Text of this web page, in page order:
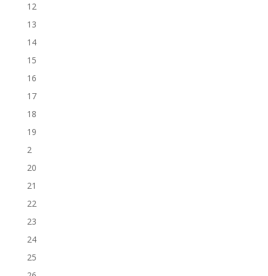
12
13
14
15
16
17
18
19
2
20
21
22
23
24
25